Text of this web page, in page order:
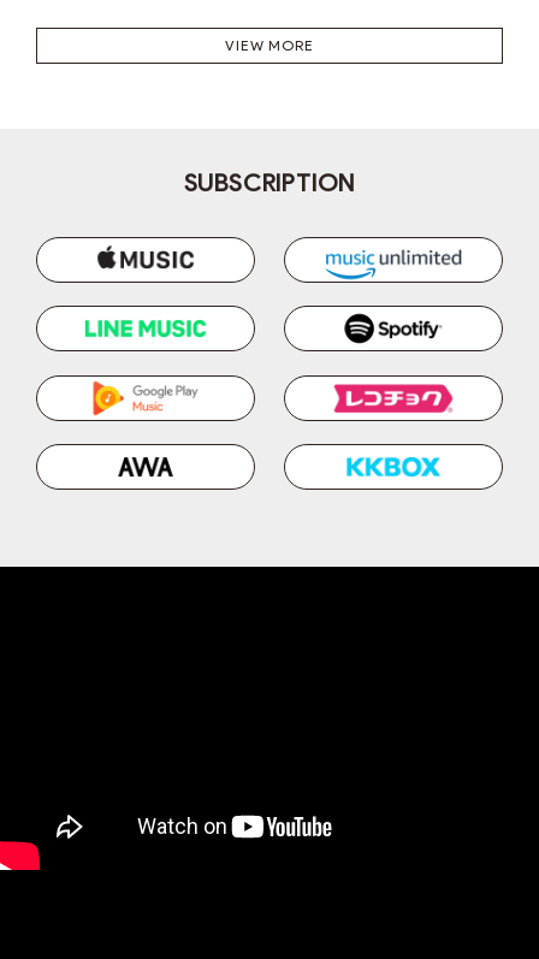
VIEW MORE
SUBSCRIPTION